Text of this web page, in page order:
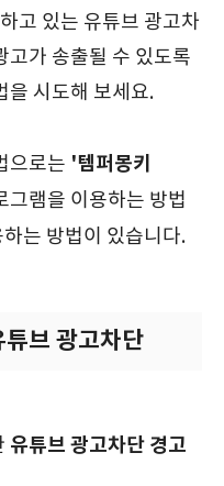
고 있는 유튜브 광고차
고가 송출될 수 있도록
을 시도해 보세요.
으로는 '템퍼몽키
그램을 이용하는 방법
하는 방법이 있습니다.
브 광고차단
유튜브 광고차단 경고